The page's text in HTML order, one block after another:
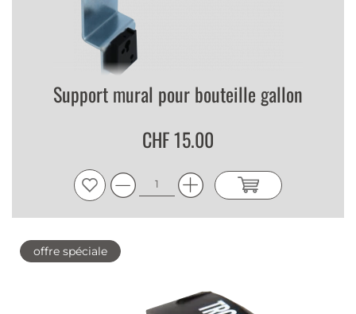
Support mural pour bouteille gallon
CHF 15.00
offre spéciale